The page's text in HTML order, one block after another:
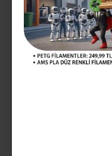
STOK: Stokta Var
MODEL: 140818UZ1348